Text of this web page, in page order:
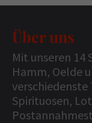
Über uns
Mit unseren
Hamm, Oelde
verschiedenste
Spirituosen,